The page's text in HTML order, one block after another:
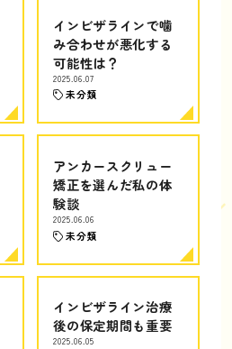
インビザラインで噛
み合わせが悪化する
可能性は？
2025.06.07
未分類
アンカースクリュー
矯正を選んだ私の体
験談
2025.06.06
未分類
インビザライン治療
後の保定期間も重要
2025.06.05